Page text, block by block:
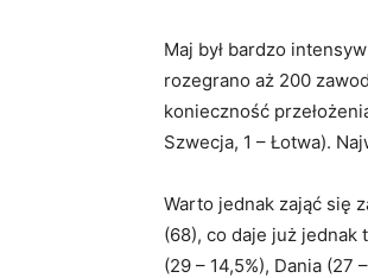
Maj był bardzo
rozegrano aż 200
konieczność
Szwecja, 1 – Łotwa).
Warto jednak zająć się
(68), co daje już jednak
(29 – 14,5%), Dania (27